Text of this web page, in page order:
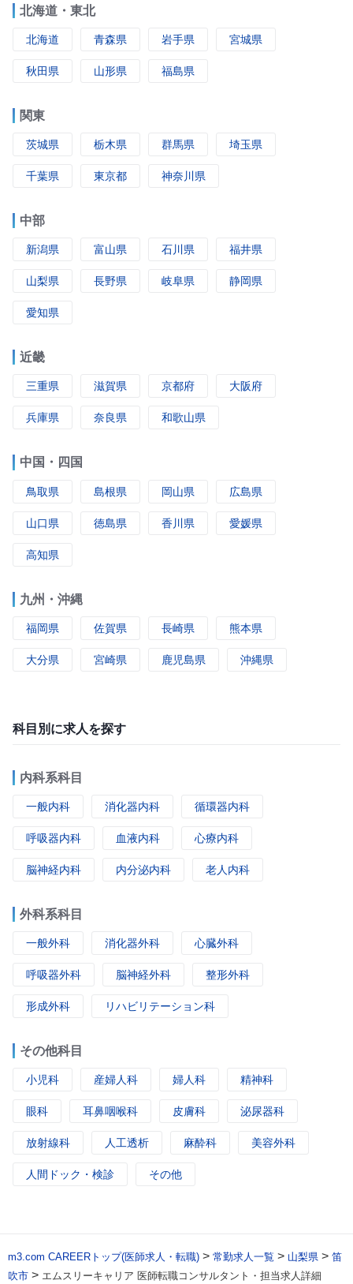
北海道・東北
北海道 青森県 岩手県 宮城県
秋田県 山形県 福島県
関東
茨城県 栃木県 群馬県 埼玉県
千葉県 東京都 神奈川県
中部
新潟県 富山県 石川県 福井県
山梨県 長野県 岐阜県 静岡県
愛知県
近畿
三重県 滋賀県 京都府 大阪府
兵庫県 奈良県 和歌山県
中国・四国
鳥取県 島根県 岡山県 広島県
山口県 徳島県 香川県 愛媛県
高知県
九州・沖縄
福岡県 佐賀県 長崎県 熊本県
大分県 宮崎県 鹿児島県 沖縄県
科目別に求人を探す
内科系科目
一般内科 消化器内科 循環器内科
呼吸器内科 血液内科 心療内科
脳神経内科 内分泌内科 老人内科
外科系科目
一般外科 消化器外科 心臓外科
呼吸器外科 脳神経外科 整形外科
形成外科 リハビリテーション科
その他科目
小児科 産婦人科 婦人科 精神科
眼科 耳鼻咽喉科 皮膚科 泌尿器科
放射線科 人工透析 麻酔科 美容外科
人間ドック・検診 その他
m3.com CAREERトップ(医師求人・転職) > 常勤求人一覧 > 山梨県 > 笛
吹市 > エムスリーキャリア 医師転職コンサルタント・担当求人詳細